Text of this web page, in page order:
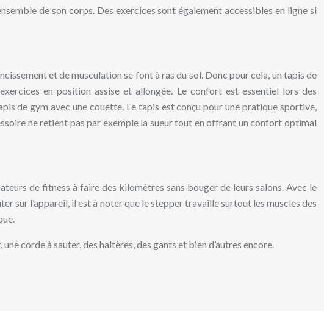
de son corps. Des exercices sont également accessibles en ligne si
et de musculation se font à ras du sol. Donc pour cela, un tapis de
en position assise et allongée. Le confort est essentiel lors des
de gym avec une couette. Le tapis est conçu pour une pratique sportive,
ne retient pas par exemple la sueur tout en offrant un confort optimal
de fitness à faire des kilomètres sans bouger de leurs salons. Avec le
sur l’appareil, il est à noter que le stepper travaille surtout les muscles des
corde à sauter, des haltères, des gants et bien d’autres encore.